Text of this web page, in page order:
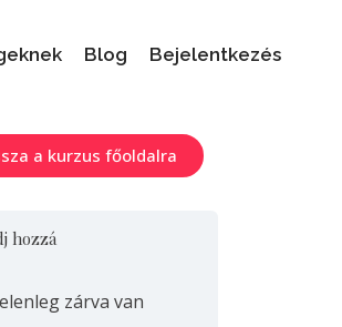
Blog Bejelentkezés
a kurzus főoldalra
hozzá
zárva van